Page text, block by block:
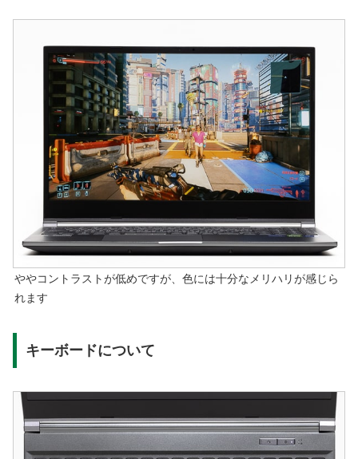
ややコントラストが低めですが、色には十分なメリハリが感じら
れます
キーボードについて